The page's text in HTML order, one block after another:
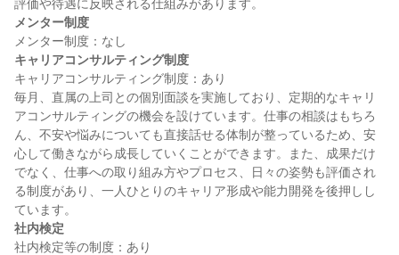
メンター制度
キャリアコンサルティング制度
キャリアコンサルティング制度：あり
毎月、直属の上司との個別面談を実施しており、定期的なキャリ
アコンサルティングの機会を設けています。仕事の相談はもちろ
ん、不安や悩みについても直接話せる体制が整っているため、安
心して働きながら成長していくことができます。また、成果だけ
でなく、仕事への取り組み方やプロセス、日々の姿勢も評価され
る制度があり、一人ひとりのキャリア形成や能力開発を後押しし
社内検定
社内検定等の制度：あり